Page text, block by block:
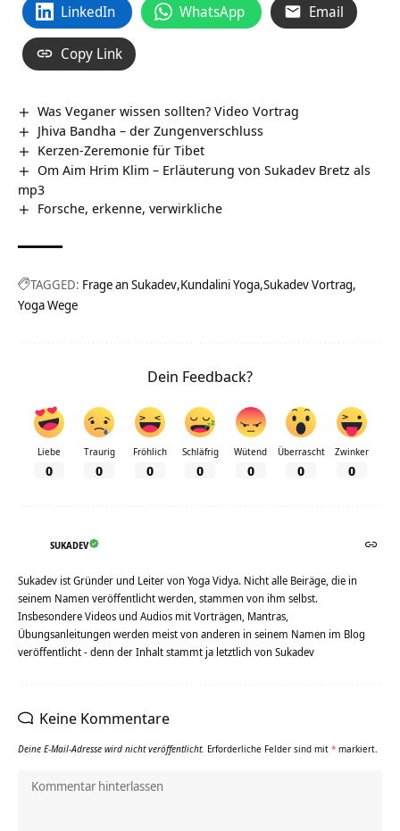
LinkedIn WhatsApp Email
Copy Link
Was Veganer wissen sollten? Video Vortrag
Jhiva Bandha – der Zungenverschluss
Kerzen-Zeremonie für Tibet
Om Aim Hrim Klim – Erläuterung von Sukadev Bretz als
mp3
Forsche, erkenne, verwirkliche
TAGGED: Frage an Sukadev Kundalini Yoga Sukadev Vortrag
Yoga Wege
Dein Feedback?
Liebe
0
Traurig
0
Fröhlich
0
Schläfrig
0
Wütend
0
Überrascht
0
Zwinker
0
SUKADEV
Sukadev ist Gründer und Leiter von Yoga Vidya. Nicht alle Beiräge, die in
seinem Namen veröffentlicht werden, stammen von ihm selbst.
Insbesondere Videos und Audios mit Vorträgen, Mantras,
Übungsanleitungen werden meist von anderen in seinem Namen im Blog
veröffentlicht - denn der Inhalt stammt ja letztlich von Sukadev
Keine Kommentare
Deine E-Mail-Adresse wird nicht veröffentlicht. Erforderliche Felder sind mit * markiert.